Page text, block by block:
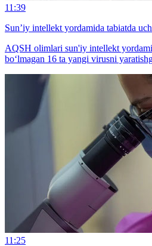
11:39
Sun’iy intellekt yordamida tabiatda
AQSH olimlari sun'iy intellekt
bo‘lmagan 16 ta yangi virusni
11:25